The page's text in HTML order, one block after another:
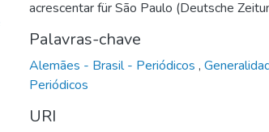
acrescentar für São Paulo (Deutsche
Palavras-chave
Alemães - Brasil - Periódicos ,
Periódicos
URI